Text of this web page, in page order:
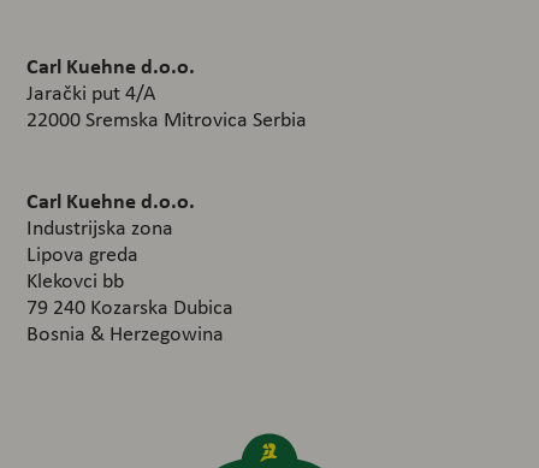
Carl Kuehne d.o.o.
Jarački put 4/A
22000 Sremska Mitrovica Serbia
Carl Kuehne d.o.o.
Industrijska zona
Lipova greda
Klekovci bb
79 240 Kozarska Dubica
Bosnia & Herzegowina